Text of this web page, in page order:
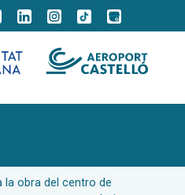
la obra del centro de